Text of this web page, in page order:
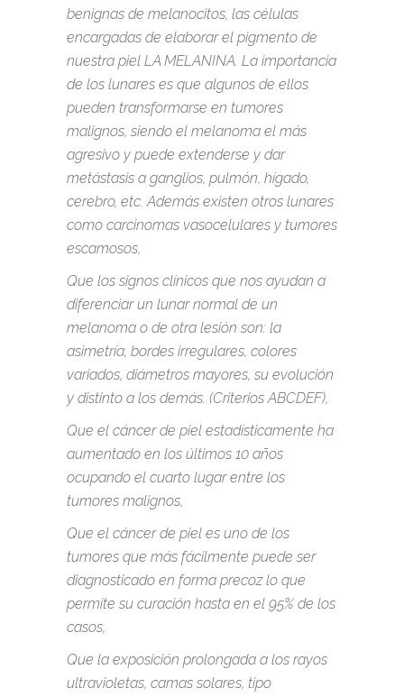
benignas de melanocitos, las células
encargadas de elaborar el pigmento de
nuestra piel LA MELANINA. La importancia
de los lunares es que algunos de ellos
pueden transformarse en tumores
malignos, siendo el melanoma el más
agresivo y puede extenderse y dar
metástasis a ganglios, pulmón, hígado,
cerebro, etc. Además existen otros lunares
como carcinomas vasocelulares y tumores
escamosos,
Que los signos clínicos que nos ayudan a
diferenciar un lunar normal de un
melanoma o de otra lesión son: la
asimetría, bordes irregulares, colores
variados, diámetros mayores, su evolución
y distinto a los demás. (Criterios ABCDEF),
Que el cáncer de piel estadísticamente ha
aumentado en los últimos 10 años
ocupando el cuarto lugar entre los
tumores malignos,
Que el cáncer de piel es uno de los
tumores que más fácilmente puede ser
diagnosticado en forma precoz lo que
permite su curación hasta en el 95% de los
casos,
Que la exposición prolongada a los rayos
ultravioletas, camas solares, tipo